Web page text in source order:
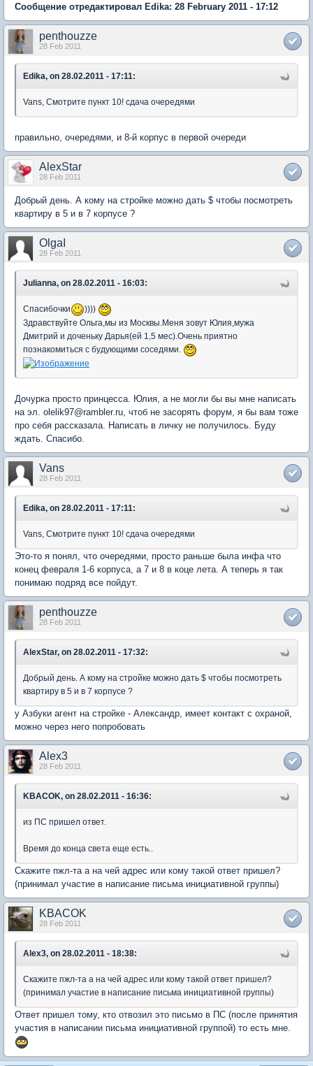
Сообщение отредактировал Edika: 28 February 2011 - 17:12
penthouzze
28 Feb 2011
Edika, on 28.02.2011 - 17:11:
Vans, Смотрите пункт 10! сдача очередями
правильно, очередями, и 8-й корпус в первой очереди
AlexStar
28 Feb 2011
Добрый день. А кому на стройке можно дать $ чтобы посмотреть
квартиру в 5 и в 7 корпусе ?
OlgaI
28 Feb 2011
Julianna, on 28.02.2011 - 16:03:
Спасибочки
))))
Здравствуйте Ольга,мы из Москвы.Меня зовут Юлия,мужа
Дмитрий и доченьку Дарья(ей 1,5 мес).Очень приятно
познакомиться с будующими соседями.
Дочурка просто принцесса. Юлия, а не могли бы вы мне написать
на эл. olelik97@rambler.ru, чтоб не засорять форум, я бы вам тоже
про себя рассказала. Написать в личку не получилось. Буду
ждать. Спасибо.
Vans
28 Feb 2011
Edika, on 28.02.2011 - 17:11:
Vans, Смотрите пункт 10! сдача очередями
Это-то я понял, что очередями, просто раньше была инфа что
конец февраля 1-6 корпуса, а 7 и 8 в коце лета. А теперь я так
понимаю подряд все пойдут.
penthouzze
28 Feb 2011
AlexStar, on 28.02.2011 - 17:32:
Добрый день. А кому на стройке можно дать $ чтобы посмотреть
квартиру в 5 и в 7 корпусе ?
у Азбуки агент на стройке - Александр, имеет контакт с охраной,
можно через него попробовать
Alex3
28 Feb 2011
KBACOK, on 28.02.2011 - 16:36:
из ПС пришел ответ.
Время до конца света еще есть..
Cкажите пжл-та а на чей адрес или кому такой ответ пришел?
(принимал участие в написание письма инициативной группы)
KBACOK
28 Feb 2011
Alex3, on 28.02.2011 - 18:38:
Cкажите пжл-та а на чей адрес или кому такой ответ пришел?
(принимал участие в написание письма инициативной группы)
Ответ пришел тому, кто отвозил это письмо в ПС (после принятия
участия в написании письма инициативной группой) то есть мне.